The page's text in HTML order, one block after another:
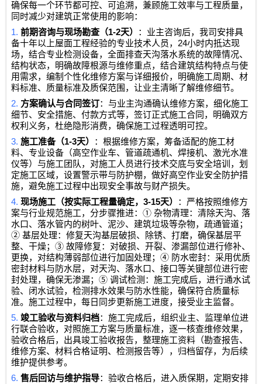
确保每一个环节都可控、可追溯，兼顾施工效率与工程质量，
同时减少对建筑正常使用的影响：
1.前期咨询与现场勘查（1-2天）
：业主咨询后，我司安排具
备十年以上屋面工程经验的专业技术人员，24小时内抵达现
场，结合专业检测设备，全面排查天沟落水系统的故障情况、
结构状态，明确故障根源与维修重点，结合建筑结构特点与使
用需求，编制个性化维修方案与详细报价，明确施工周期、材
料标准、质量标准及质保范围，让业主清晰了解维修细节。
2. 方案确认与合同签订：与业主沟通确认维修方案，细化施工
细节、安全措施、付款方式等，签订正式施工合同，明确双方
权利义务，杜绝隐形消费，确保施工过程透明可控。
3.施工准备（1-3天）
：根据维修方案，筹备适配的施工材
料、专业设备（高空作业车、管道疏通机、焊接机、激光水准
仪等）与施工团队，对施工人员进行技术交底与安全培训，划
定施工区域，设置警示带与防护棚，做好高空作业安全防护措
施，避免施工过程中出现安全事故与财产损失。
4.现场施工（按实际工程量确定，3-15天）
：严格按照维修方
案与行业规范施工，分步骤推进：① 杂物清理：清除天沟、落
水口、落水管内的树叶、泥沙、建筑垃圾等杂物，疏通管道；
②基层处理：修复天沟基层破损、除锈、打磨，确保基层平
整、干燥；③故障修复：对破损、开裂、渗漏部位进行修补、
更换，对结构薄弱部位进行加固处理；④ 防水密封：采用优质
密封材料与防水层，对天沟、落水口、接口等关键部位进行密
封处理，确保无渗漏；⑤调试检测：施工完成后，进行通水试
验、闭水试验，检测排水效果与防水性能，确保符合质量标
准。施工过程中，每日同步更新施工进度，接受业主监督。
5.竣工验收与资料归档：施工完成后，组织业主、监理单位进
行联合验收，对照施工方案与质量标准，逐一核查维修效果，
验收合格后，出具竣工验收报告，整理施工资料（勘查报告、
维修方案、材料合格证明、检测报告等），归档留存，为后续
维护提供参考。
6.售后回访与维护指导：验收合格后，进入质保期，定期安排